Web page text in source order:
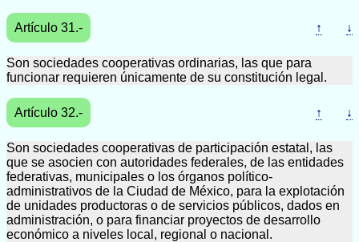
Artículo 31.- ↑ ↓
Son sociedades cooperativas ordinarias, las que para
funcionar requieren únicamente de su constitución legal.
Artículo 32.- ↑ ↓
Son sociedades cooperativas de participación estatal, las
que se asocien con autoridades federales, de las entidades
federativas, municipales o los órganos político-
administrativos de la Ciudad de México, para la explotación
de unidades productoras o de servicios públicos, dados en
administración, o para financiar proyectos de desarrollo
económico a niveles local, regional o nacional.